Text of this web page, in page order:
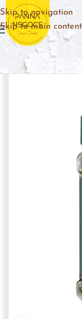
Skip to navigation
Skip to main content